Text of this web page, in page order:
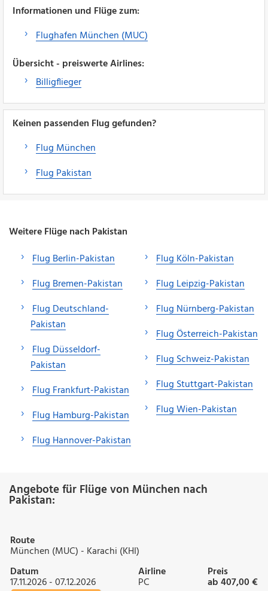
Informationen und Flüge zum:
Flughafen München (MUC)
Übersicht - preiswerte Airlines:
Billigflieger
Keinen passenden Flug gefunden?
Flug München
Flug Pakistan
Weitere Flüge nach Pakistan
Flug Berlin-Pakistan
Flug Bremen-Pakistan
Flug Deutschland-
Pakistan
Flug Düsseldorf-
Pakistan
Flug Frankfurt-Pakistan
Flug Hamburg-Pakistan
Flug Hannover-Pakistan
Flug Köln-Pakistan
Flug Leipzig-Pakistan
Flug Nürnberg-Pakistan
Flug Österreich-Pakistan
Flug Schweiz-Pakistan
Flug Stuttgart-Pakistan
Flug Wien-Pakistan
Angebote für Flüge von München nach
Pakistan:
Route
München (MUC) - Karachi (KHI)
Datum
17.11.2026 - 07.12.2026
Airline
PC
Preis
ab 407,00 €